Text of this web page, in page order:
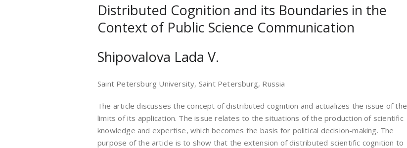
Distributed Cognition and its Boundaries in the
Context of Public Science Communication
Shipovalova Lada V.
Saint Petersburg University, Saint Petersburg, Russia
The article discusses the concept of distributed cognition and actualizes the issue of the
limits of its application. The issue relates to the situations of the production of scientific
knowledge and expertise, which becomes the basis for political decision-making. The
purpose of the article is to show that the extension of distributed scientific cognition to